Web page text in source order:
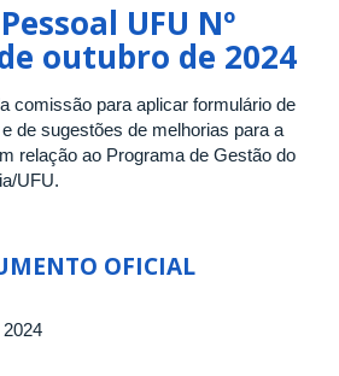
UFU Nº
outubro de 2024
comissão para aplicar formulário de
de sugestões de melhorias para a
relação ao Programa de Gestão do
UFU.
OFICIAL